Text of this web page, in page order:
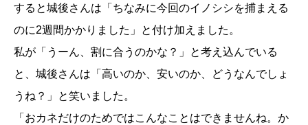
すると城後さんは「ちなみに今回のイノシシを捕まえる
のに2週間かかりました」と付け加えました。
私が「うーん、割に合うのかな？」と考え込んでいる
と、城後さんは「高いのか、安いのか、どうなんでしょ
うね？」と笑いました。
「おカネだけのためではこんなことはできませんね。か